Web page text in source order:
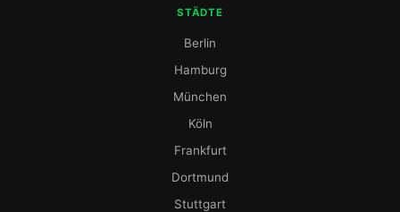
STÄDTE
Berlin
Hamburg
München
Köln
Frankfurt
Dortmund
Stuttgart